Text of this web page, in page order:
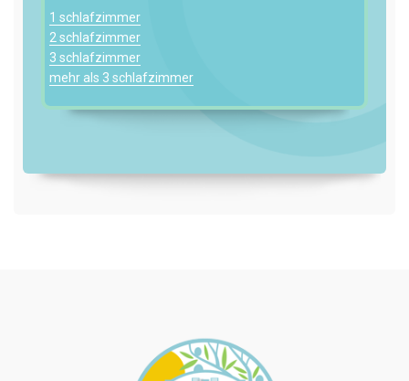
1 schlafzimmer
2 schlafzimmer
3 schlafzimmer
mehr als 3 schlafzimmer